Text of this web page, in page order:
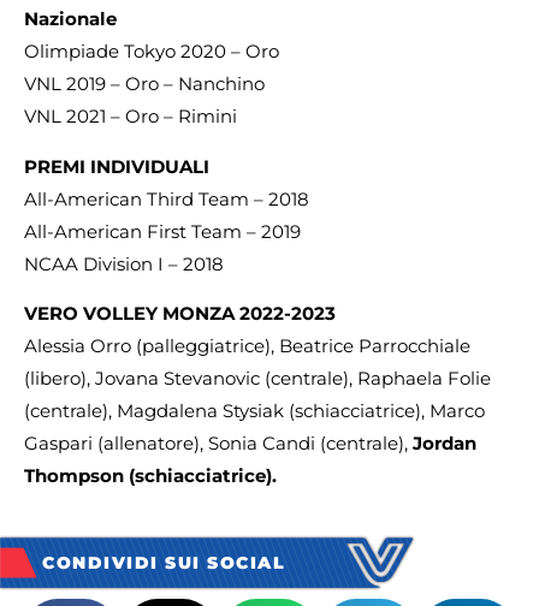
Nazionale
Olimpiade Tokyo 2020 – Oro
VNL 2019 – Oro – Nanchino
VNL 2021 – Oro – Rimini
PREMI INDIVIDUALI
All-American Third Team – 2018
All-American First Team – 2019
NCAA Division I – 2018
VERO VOLLEY MONZA 2022-2023
Alessia Orro (palleggiatrice), Beatrice Parrocchiale
(libero), Jovana Stevanovic (centrale), Raphaela Folie
(centrale), Magdalena Stysiak (schiacciatrice), Marco
Gaspari (allenatore), Sonia Candi (centrale), Jordan
Thompson (schiacciatrice).
CONDIVIDI SUI SOCIAL